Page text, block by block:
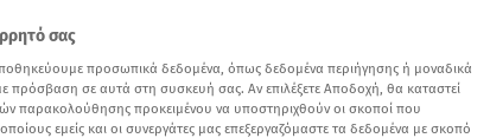
σας
προσωπικά δεδομένα, όπως δεδομένα περιήγησης ή μοναδικά
πρόσβαση σε αυτά στη συσκευή σας. Αν επιλέξετε Αποδοχή, θα καταστεί
παρακολούθησης προκειμένου να υποστηριχθούν οι σκοποί που
εμείς και οι συνεργάτες μας επεξεργαζόμαστε τα δεδομένα με σκοπό